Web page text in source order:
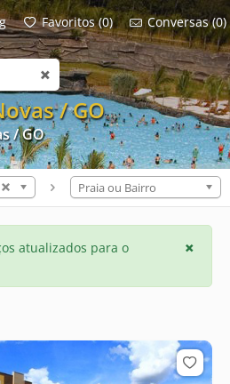
/ GO
/ GO
Favoritos (0) Conversas (0)
Praia ou Bairro
atualizados para o